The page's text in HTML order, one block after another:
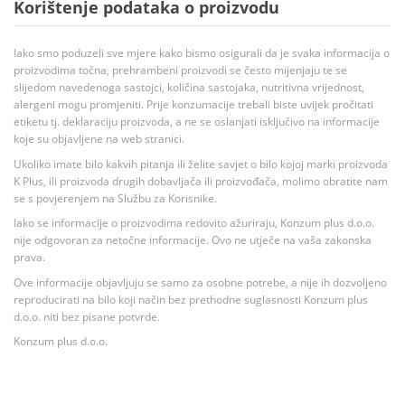
Korištenje podataka o proizvodu
Iako smo poduzeli sve mjere kako bismo osigurali da je svaka informacija o
proizvodima točna, prehrambeni proizvodi se često mijenjaju te se
slijedom navedenoga sastojci, količina sastojaka, nutritivna vrijednost,
alergeni mogu promjeniti. Prije konzumacije trebali biste uvijek pročitati
etiketu tj. deklaraciju proizvoda, a ne se oslanjati isključivo na informacije
koje su objavljene na web stranici.
Ukoliko imate bilo kakvih pitanja ili želite savjet o bilo kojoj marki proizvoda
K Plus, ili proizvoda drugih dobavljača ili proizvođača, molimo obratite nam
se s povjerenjem na Službu za Korisnike.
Iako se informacije o proizvodima redovito ažuriraju, Konzum plus d.o.o.
nije odgovoran za netočne informacije. Ovo ne utječe na vaša zakonska
prava.
Ove informacije objavljuju se samo za osobne potrebe, a nije ih dozvoljeno
reproducirati na bilo koji način bez prethodne suglasnosti Konzum plus
d.o.o. niti bez pisane potvrde.
Konzum plus d.o.o.